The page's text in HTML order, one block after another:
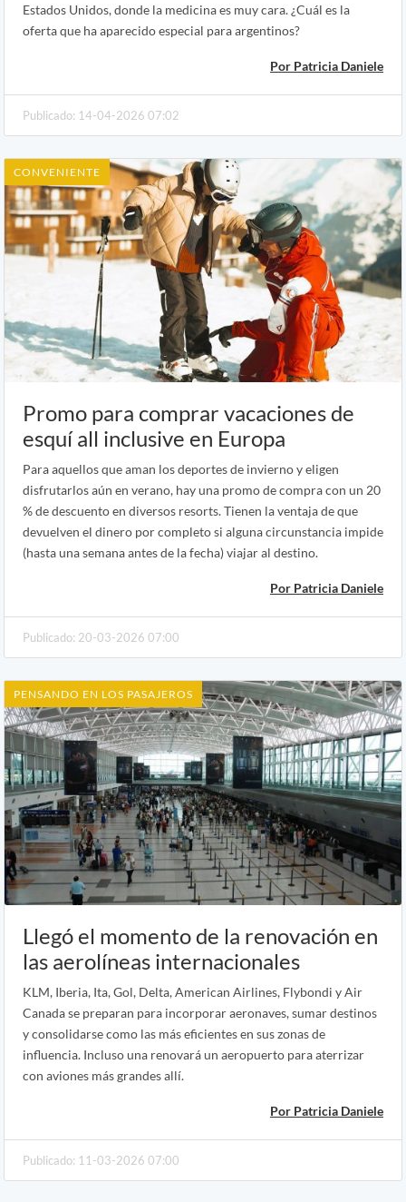
Estados Unidos, donde la medicina es muy cara. ¿Cuál es la
oferta que ha aparecido especial para argentinos?
Por Patricia Daniele
Publicado: 14-04-2026 07:02
CONVENIENTE
Promo para comprar vacaciones de
esquí all inclusive en Europa
Para aquellos que aman los deportes de invierno y eligen
disfrutarlos aún en verano, hay una promo de compra con un 20
% de descuento en diversos resorts. Tienen la ventaja de que
devuelven el dinero por completo si alguna circunstancia impide
(hasta una semana antes de la fecha) viajar al destino.
Por Patricia Daniele
Publicado: 20-03-2026 07:00
PENSANDO EN LOS PASAJEROS
Llegó el momento de la renovación en
las aerolíneas internacionales
KLM, Iberia, Ita, Gol, Delta, American Airlines, Flybondi y Air
Canada se preparan para incorporar aeronaves, sumar destinos
y consolidarse como las más eficientes en sus zonas de
influencia. Incluso una renovará un aeropuerto para aterrizar
con aviones más grandes allí.
Por Patricia Daniele
Publicado: 11-03-2026 07:00